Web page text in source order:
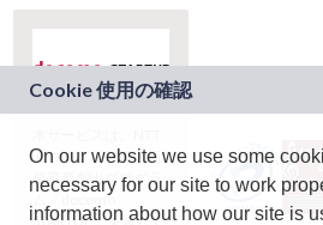
On our website we use some
necessary for our site to work
information about how our site is
ドコモグループの新
規事業創出プログラ
ム「docomo
STARTUP」を通じて